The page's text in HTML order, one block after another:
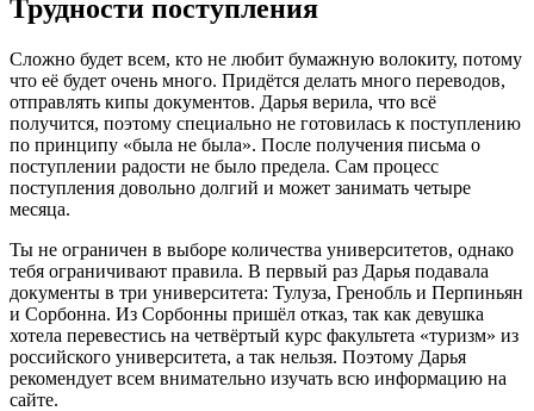
Трудности поступления
Сложно будет всем, кто не любит бумажную волокиту, потому
что её будет очень много. Придётся делать много переводов,
отправлять кипы документов. Дарья верила, что всё
получится, поэтому специально не готовилась к поступлению
по принципу «была не была». После получения письма о
поступлении радости не было предела. Сам процесс
поступления довольно долгий и может занимать четыре
месяца.
Ты не ограничен в выборе количества университетов, однако
тебя ограничивают правила. В первый раз Дарья подавала
документы в три университета: Тулуза, Гренобль и Перпиньян
и Сорбонна. Из Сорбонны пришёл отказ, так как девушка
хотела перевестись на четвёртый курс факультета «туризм» из
российского университета, а так нельзя. Поэтому Дарья
рекомендует всем внимательно изучать всю информацию на
сайте.